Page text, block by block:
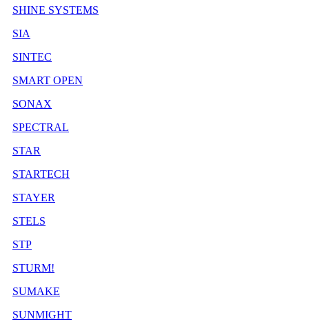
SHINE SYSTEMS
SIA
SINTEC
SMART OPEN
SONAX
SPECTRAL
STAR
STARTECH
STAYER
STELS
STP
STURM!
SUMAKE
SUNMIGHT